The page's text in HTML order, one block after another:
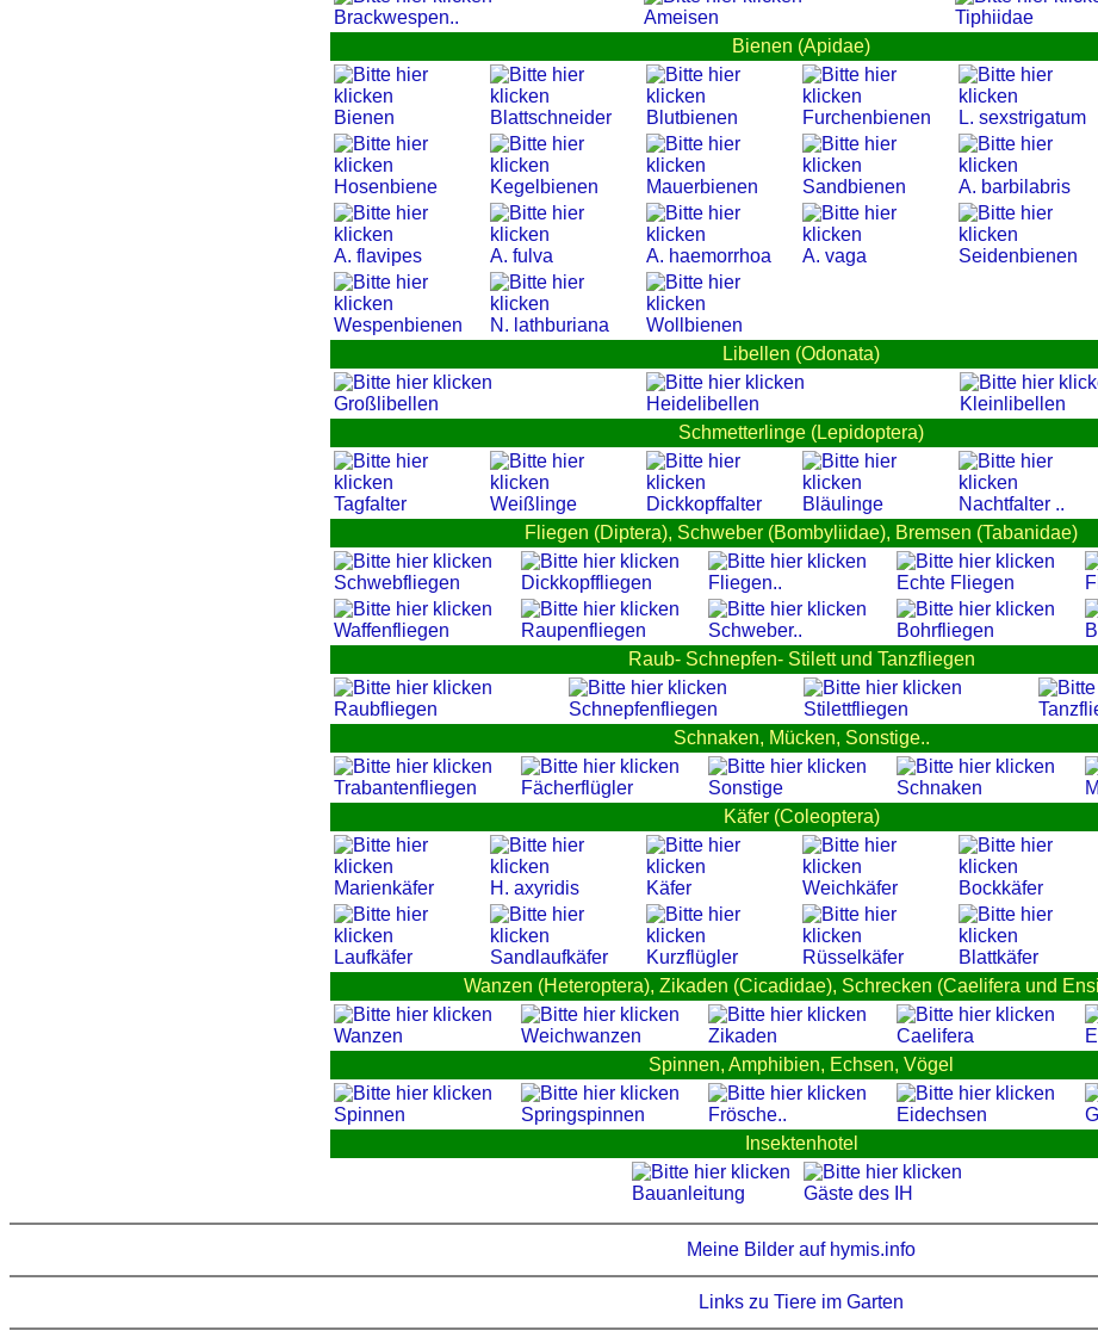
Brackwespen.. Ameisen
Tiphiidae
Bienen (Apidae)
Bienen Blattschneider Blutbienen Furchenbienen L. sexstrigatum
Hosenbiene Kegelbienen Mauerbienen Sandbienen A. barbilabris
A. flavipes A. fulva A. haemorrhoa A. vaga Seidenbienen
Wespenbienen N. lathburiana Wollbienen
Libellen (Odonata)
Großlibellen Heidelibellen
Kleinlibellen
Schmetterlinge (Lepidoptera)
Tagfalter Weißlinge Dickkopffalter Bläulinge Nachtfalter ..
Fliegen (Diptera), Schweber (Bombyliidae), Bremsen (Tabanidae)
Schwebfliegen Dickkopffliegen Fliegen.. Echte Fliegen
Waffenfliegen Raupenfliegen Schweber.. Bohrfliegen
Raub- Schnepfen- Stilett und Tanzfliegen
Raubfliegen Schnepfenfliegen Stilettfliegen
Schnaken, Mücken, Sonstige..
Trabantenfliegen Fächerflügler Sonstige Schnaken
Käfer (Coleoptera)
Marienkäfer H. axyridis Käfer Weichkäfer Bockkäfer
Laufkäfer Sandlaufkäfer Kurzflügler Rüsselkäfer
Blattkäfer
Wanzen (Heteroptera), Zikaden (Cicadidae), Schrecken (Caelifera und
Wanzen Weichwanzen Zikaden Caelifera
Spinnen, Amphibien, Echsen, Vögel
Spinnen Springspinnen Frösche.. Eidechsen
Insektenhotel
Bauanleitung Gäste des IH
Meine Bilder auf hymis.info
Links zu Tiere im Garten